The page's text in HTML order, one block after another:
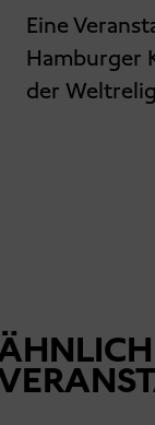
Eine
Hamburger
der